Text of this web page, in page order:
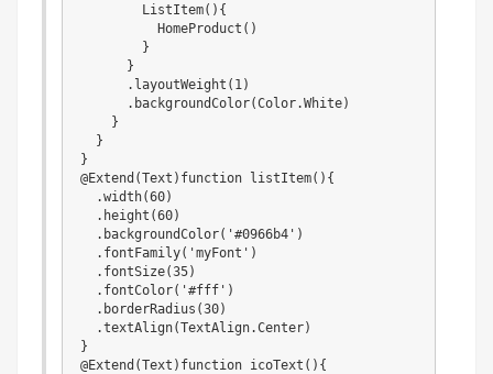
        ListItem(){
          HomeProduct()
        }
      }
      .layoutWeight(1)
      .backgroundColor(Color.White)
    }
  }
}
@Extend(Text)function listItem(){
  .width(60)
  .height(60)
  .backgroundColor('#0966b4')
  .fontFamily('myFont')
  .fontSize(35)
  .fontColor('#fff')
  .borderRadius(30)
  .textAlign(TextAlign.Center)
}
@Extend(Text)function icoText(){